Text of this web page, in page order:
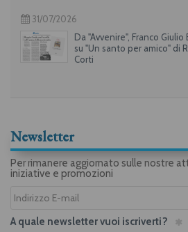
31/07/2026
Da "Avvenire", Franco Giulio
su "Un santo per amico" di
Corti
Newsletter
Per rimanere aggiornato sulle nostre
iniziative e promozioni
A quale newsletter vuoi iscriverti?